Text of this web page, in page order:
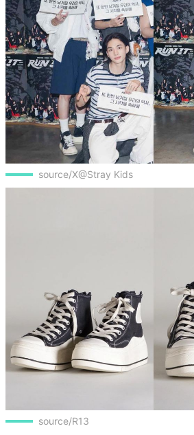
source/X@Stray Kids
source/R13